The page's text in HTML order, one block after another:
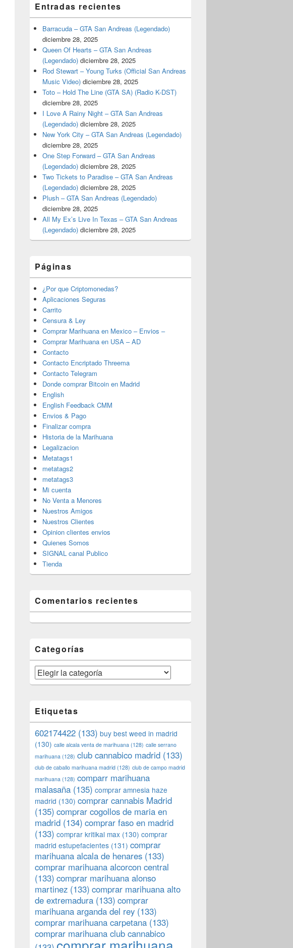
Entradas recientes
Barracuda – GTA San Andreas (Legendado)
diciembre 28, 2025
Queen Of Hearts – GTA San Andreas
(Legendado) diciembre 28, 2025
Rod Stewart – Young Turks (Official San Andreas
Music Video) diciembre 28, 2025
Toto – Hold The Line (GTA SA) (Radio K-DST)
diciembre 28, 2025
I Love A Rainy Night – GTA San Andreas
(Legendado) diciembre 28, 2025
New York City – GTA San Andreas (Legendado)
diciembre 28, 2025
One Step Forward – GTA San Andreas
(Legendado) diciembre 28, 2025
Two Tickets to Paradise – GTA San Andreas
(Legendado) diciembre 28, 2025
Plush – GTA San Andreas (Legendado)
diciembre 28, 2025
All My Ex’s Live In Texas – GTA San Andreas
(Legendado) diciembre 28, 2025
Páginas
¿Por que Criptomonedas?
Aplicaciones Seguras
Carrito
Censura & Ley
Comprar Marihuana en Mexico – Envios –
Comprar Marihuana en USA – AD
Contacto
Contacto Encriptado Threema
Contacto Telegram
Donde comprar Bitcoin en Madrid
English
English Feedback CMM
Envios & Pago
Finalizar compra
Historia de la Marihuana
Legalizacion
Metatags1
metatags2
metatags3
Mi cuenta
No Venta a Menores
Nuestros Amigos
Nuestros Clientes
Opinion clientes envios
Quienes Somos
SIGNAL canal Publico
Tienda
Comentarios recientes
Categorías
Categorías
Etiquetas
602174422 (133) buy best weed in madrid
(130) calle alcala venta de marihuana (128) calle serrano
marihuana (128) club cannabico madrid (133)
club de caballo marihuana madrid (128) club de campo madrid
marihuana (128) comparr marihuana
malasaña (135) comprar amnesia haze
madrid (130) comprar cannabis Madrid
(135) comprar cogollos de maria en
madrid (134) comprar faso en madrid
(133) comprar kritikal max (130) comprar
madrid estupefacientes (131) comprar
marihuana alcala de henares (133)
comprar marihuana alcorcon central
(133) comprar marihuana alonso
martinez (133) comprar marihuana alto
de extremadura (133) comprar
marihuana arganda del rey (133)
comprar marihuana carpetana (133)
comprar marihuana club cannabico